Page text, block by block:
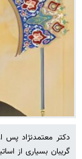
دکتر معتمدنژاد پس
گریبان بسیاری از